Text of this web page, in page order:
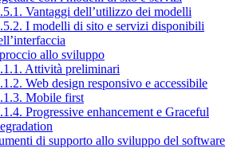
Vantaggi dell’utilizzo dei modelli
I modelli di sito e servizi disponibili
allo sviluppo
Attività preliminari
Web design responsivo e accessibile
Mobile first
Progressive enhancement e Graceful
di supporto allo sviluppo del software